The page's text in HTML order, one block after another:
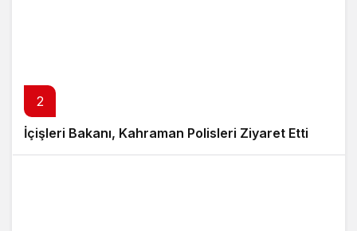
2
İçişleri Bakanı, Kahraman Polisleri Ziyaret Etti